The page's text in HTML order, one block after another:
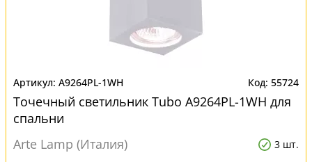
A9264PL-1WH 55724
Точечный светильник Tubo A9264PL-1WH для
спальни
Arte Lamp (Италия)
3 шт.